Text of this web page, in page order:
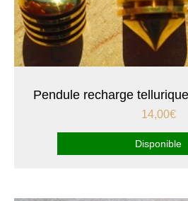
Pendule recharge
14,00€
Disponible